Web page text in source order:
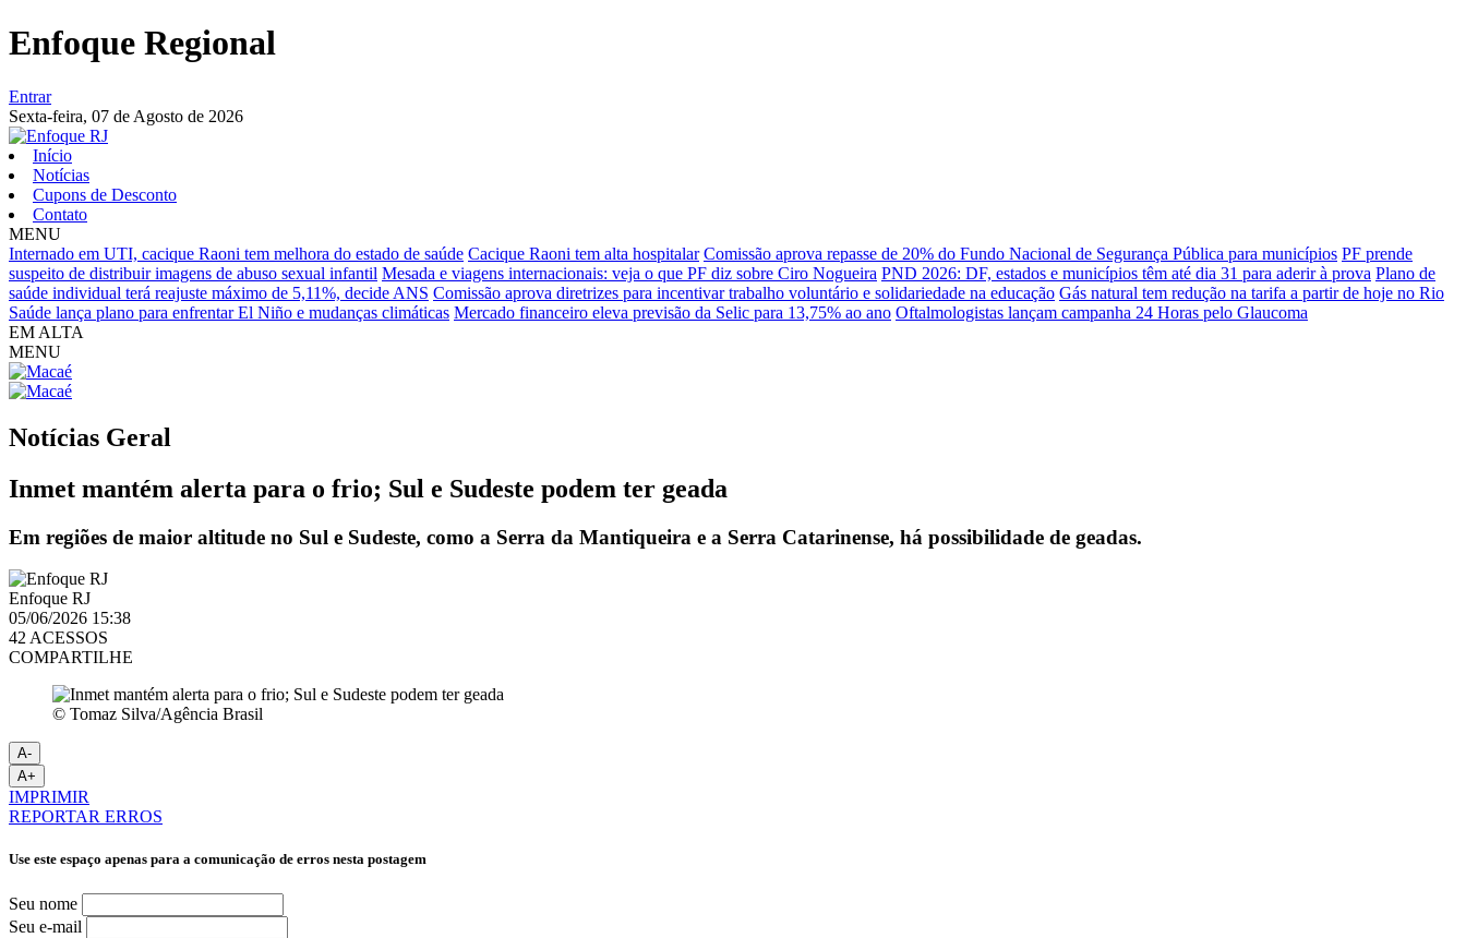
Enfoque Regional
Entrar
Sexta-feira, 07 de Agosto de 2026
Início
Notícias
Cupons de Desconto
Contato
MENU
Internado em UTI, cacique Raoni tem melhora do estado de saúde Cacique Raoni tem alta hospitalar Comissão aprova repasse de 20% do Fundo Nacional de Segurança Pública para municípios PF prende
suspeito de distribuir imagens de abuso sexual infantil Mesada e viagens internacionais: veja o que PF diz sobre Ciro Nogueira PND 2026: DF, estados e municípios têm até dia 31 para aderir à prova Plano de
saúde individual terá reajuste máximo de 5,11%, decide ANS Comissão aprova diretrizes para incentivar trabalho voluntário e solidariedade na educação Gás natural tem redução na tarifa a partir de hoje no Rio
Saúde lança plano para enfrentar El Niño e mudanças climáticas Mercado financeiro eleva previsão da Selic para 13,75% ao ano Oftalmologistas lançam campanha 24 Horas pelo Glaucoma
EM ALTA
MENU
Notícias Geral
Inmet mantém alerta para o frio; Sul e Sudeste podem ter geada
Em regiões de maior altitude no Sul e Sudeste, como a Serra da Mantiqueira e a Serra Catarinense, há possibilidade de geadas.
Enfoque RJ
05/06/2026 15:38
42 ACESSOS
COMPARTILHE
© Tomaz Silva/Agência Brasil
A-
A+
IMPRIMIR
REPORTAR ERROS
Use este espaço apenas para a comunicação de erros nesta postagem
Seu nome
Seu e-mail